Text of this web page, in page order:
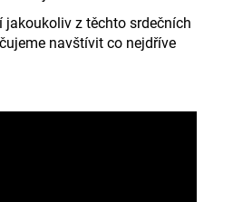
jakoukoliv z těchto srdečních
navštívit co nejdříve